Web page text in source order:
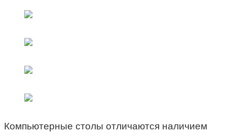
Компьютерные столы отличаются наличием